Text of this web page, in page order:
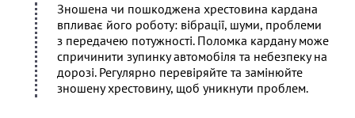
Зношена чи пошкоджена хрестовина кардана
впливає його роботу: вібрації, шуми, проблеми
з передачею потужності. Поломка кардану може
спричинити зупинку автомобіля та небезпеку на
дорозі. Регулярно перевіряйте та замінюйте
зношену хрестовину, щоб уникнути проблем.